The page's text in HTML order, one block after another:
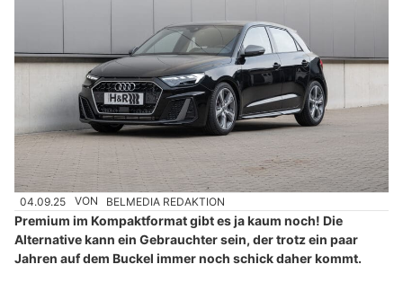
04.09.25 VON BELMEDIA REDAKTION
Premium im Kompaktformat gibt es ja kaum noch! Die
Alternative kann ein Gebrauchter sein, der trotz ein paar
Jahren auf dem Buckel immer noch schick daher kommt.